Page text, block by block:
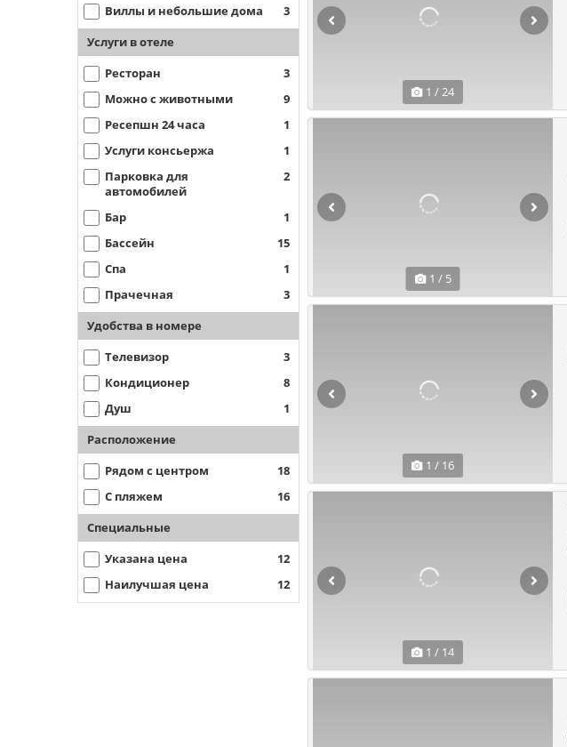
Виллы и небольшие дома
3
Услуги в отеле
Ресторан
3
Можно с животными
9
Ресепшн 24 часа
1
Услуги консьержа
1
Парковка для
автомобилей
2
Бар
1
Бассейн
15
Спа
1
Прачечная
3
Удобства в номере
Телевизор
3
Кондиционер
8
Душ
1
Расположение
Рядом с центром
18
С пляжем
16
Специальные
Указана цена
12
Наилучшая цена
12
1 / 24
1 / 5
1 / 16
1 / 14